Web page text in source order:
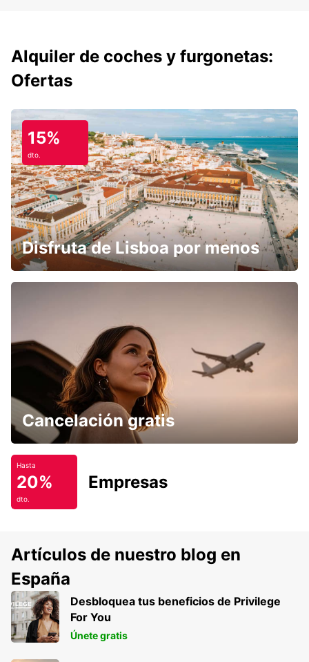
Alquiler de coches y furgonetas:
Ofertas
15%
dto.
Disfruta de Lisboa por menos
Cancelación gratis
Hasta
20%
dto.
Empresas
Artículos de nuestro blog en
España
Desbloquea tus beneficios de Privilege
For You
Únete gratis